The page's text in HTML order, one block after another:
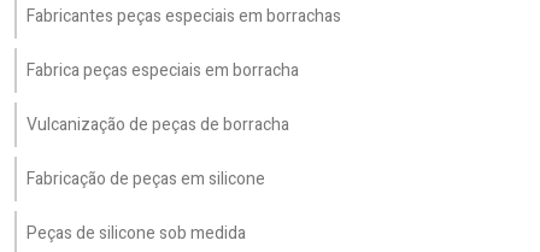
Fabricantes peças especiais em borrachas
Fabrica peças especiais em borracha
Vulcanização de peças de borracha
Fabricação de peças em silicone
Peças de silicone sob medida